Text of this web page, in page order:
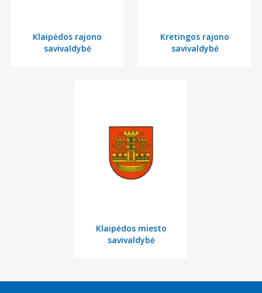
Klaipėdos rajono
savivaldybė
Kretingos rajono
savivaldybė
Klaipėdos miesto
savivaldybė